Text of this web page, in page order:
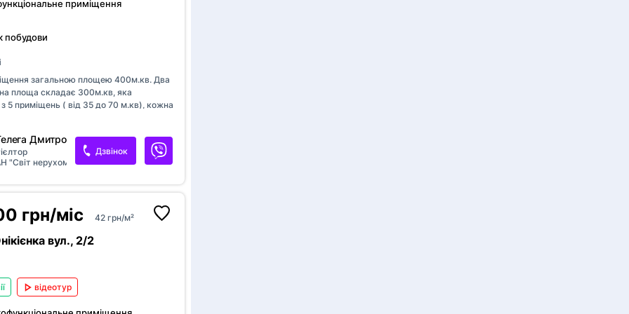
приміщення
побудови
загальною площею 400м.кв. Два
площа складає 300м.кв, яка
5 приміщень ( від 35 до 70 м.кв), кожна
під будь який вид діяльності.
розв'язка
Дмитро
"Світ нерухомості"
Дзвінок
грн/міс 42 грн/м²
вул., 2/2
відеотур